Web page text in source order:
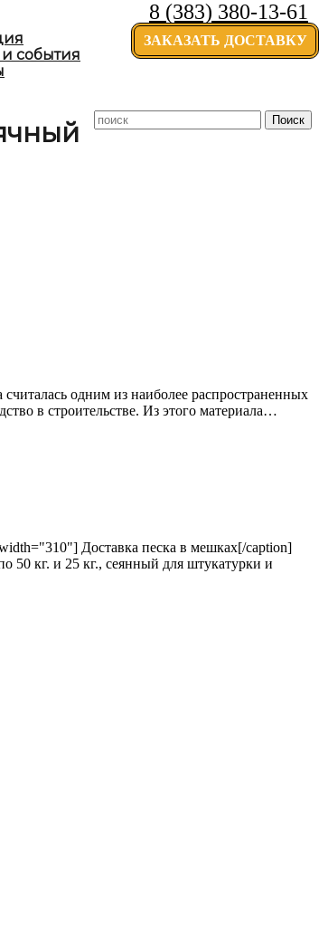
8 (383) 380-13-61
ЗАКАЗАТЬ ДОСТАВКУ
события
одним из наиболее распространенных
в строительстве. Из этого материала…
Доставка песка в мешках[/caption]
50 кг. и 25 кг., сеянный для штукатурки и